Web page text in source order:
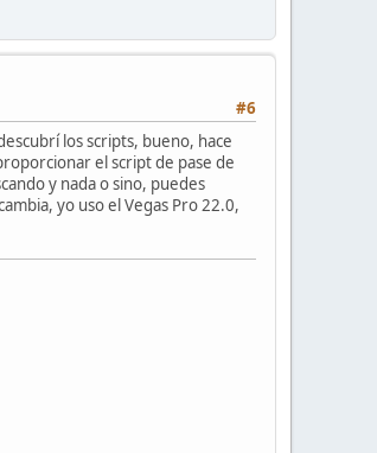
#6
los scripts, bueno, hace
el script de pase de
y nada o sino, puedes
yo uso el Vegas Pro 22.0,